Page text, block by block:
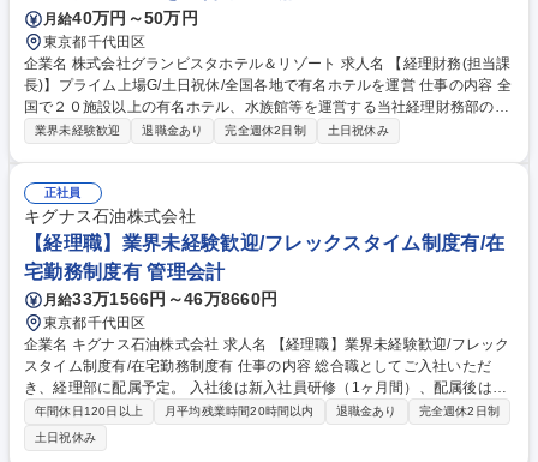
月給40万円～50万円
東京都千代田区
企業名 株式会社グランビスタホテル＆リゾート 求人名 【経理財務(担当課
長)】プライム上場G/土日祝休/全国各地で有名ホテルを運営 仕事の内容 全
国で２０施設以上の有名ホテル、水族館等を運営する当社経理財務部の担
当課長として、本社経理財務業務全般を幅広くご担当いただきます。 【業
■開示対応 ■経営メンバーとの会議体参加、折衝 ※上場企業子会社かつ、
全国規模で事業展開をしているため、専門性の高い業務を幅広くご経験い
ただくことができます。 募集職種 【経理財務(担当課長)】プライム上場G/
土日祝休/全国各地で有名ホテルを運営
業界未経験歓迎 退職金あり 完全週休2日制 土日祝休み
正社員
キグナス石油株式会社
【経理職】業界未経験歓迎/フレックスタイム制度有/在
宅勤務制度有 管理会計
月給33万1566円～46万8660円
東京都千代田区
企業名 キグナス石油株式会社 求人名 【経理職】業界未経験歓迎/フレック
スタイム制度有/在宅勤務制度有 仕事の内容 総合職としてご入社いただ
き、経理部に配属予定。 入社後は新入社員研修（1ヶ月間）、配属後はOJ
Tや外部研修にて、無理なくスキルを身に付けていただける環境です。 当
社の経理職業務全般をお任せします。 ■日次・月次経理業務全般 ■仕訳入
力および帳簿管理 ■請求書処理、売掛金・買掛金管理 ■月次・年次決算業
年間休日120日以上 月平均残業時間20時間以内 退職金あり
完全週休2日制
土日祝休み